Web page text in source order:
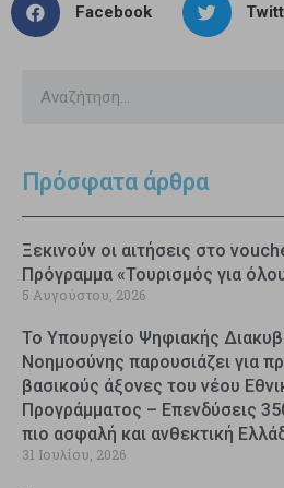
Facebook
Πρόσφατα άρθρα
Ξεκινούν οι αιτήσεις στο
Πρόγραμμα «Τουρισμός για
5 Αυγούστου, 2026
Το Υπουργείο Ψηφιακής
Νοημοσύνης παρουσιάζει για
βασικούς άξονες του νέου
Προγράμματος – Επενδύσεις
πιο ασφαλή και ανθεκτική
31 Ιουλίου, 2026